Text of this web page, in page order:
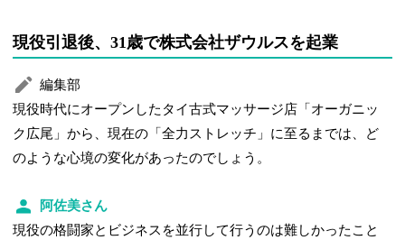
現役引退後、31歳で株式会社ザウルスを起業
編集部
現役時代にオープンしたタイ古式マッサージ店「オーガニッ
ク広尾」から、現在の「全力ストレッチ」に至るまでは、ど
のような心境の変化があったのでしょう。
阿佐美さん
現役の格闘家とビジネスを並行して行うのは難しかったこと